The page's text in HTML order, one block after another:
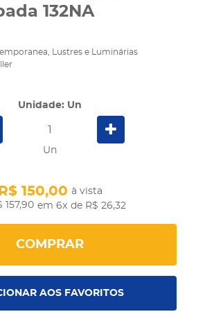
132NA
Lustres e Luminárias
Unidade: Un
Un
157,90
R$ 150,00 à vista
em 6x de R$ 26,32
COMPRAR
AOS FAVORITOS